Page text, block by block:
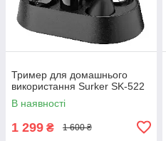
Тример для домашнього
використання Surker SK-522
В наявності
1 299 ₴ 1 600 ₴